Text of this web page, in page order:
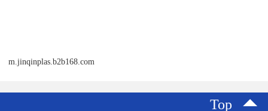
m.jinqinplas.b2b168.com
Top